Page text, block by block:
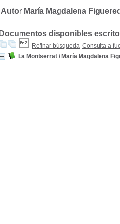
Autor María Magdalena
Documentos disponibles
Refinar búsqueda Consulta a
La Montserrat / María Magdalena